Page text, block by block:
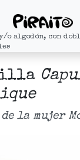
o algodón, con
la mujer